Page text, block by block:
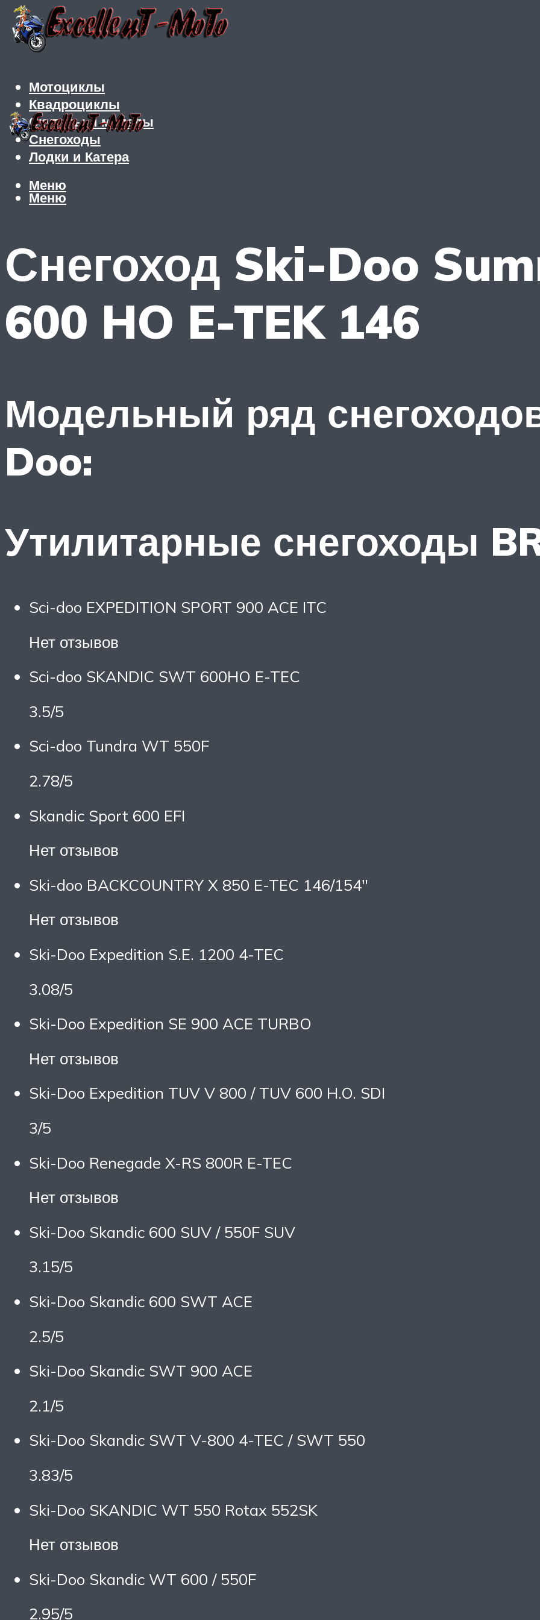
Мотоциклы
Квадроциклы
Скутеры и мопеды
Снегоходы
Лодки и Катера
Меню
Меню
Снегоход Ski-Doo
600 HO E-TEK 146
Модельный ряд
Doo:
Утилитарные снегоходы
Sci-doo EXPEDITION SPORT 900 ACE ITC
Нет отзывов
Sci-doo SKANDIC SWT 600HO E-TEC
3.5/5
Sci-doo Tundra WT 550F
2.78/5
Skandic Sport 600 EFI
Нет отзывов
Ski-doo BACKCOUNTRY X 850 E-TEC 146/154″
Нет отзывов
Ski-Doo Expedition S.E. 1200 4-TEC
3.08/5
Ski-Doo Expedition SE 900 ACE TURBO
Нет отзывов
Ski-Doo Expedition TUV V 800 / TUV 600 H.O. SDI
3/5
Ski-Doo Renegade X-RS 800R E-TEC
Нет отзывов
Ski-Doo Skandic 600 SUV / 550F SUV
3.15/5
Ski-Doo Skandic 600 SWT ACE
2.5/5
Ski-Doo Skandic SWT 900 ACE
2.1/5
Ski-Doo Skandic SWT V-800 4-TEC / SWT 550
3.83/5
Ski-Doo SKANDIC WT 550 Rotax 552SK
Нет отзывов
Ski-Doo Skandic WT 600 / 550F
2.95/5